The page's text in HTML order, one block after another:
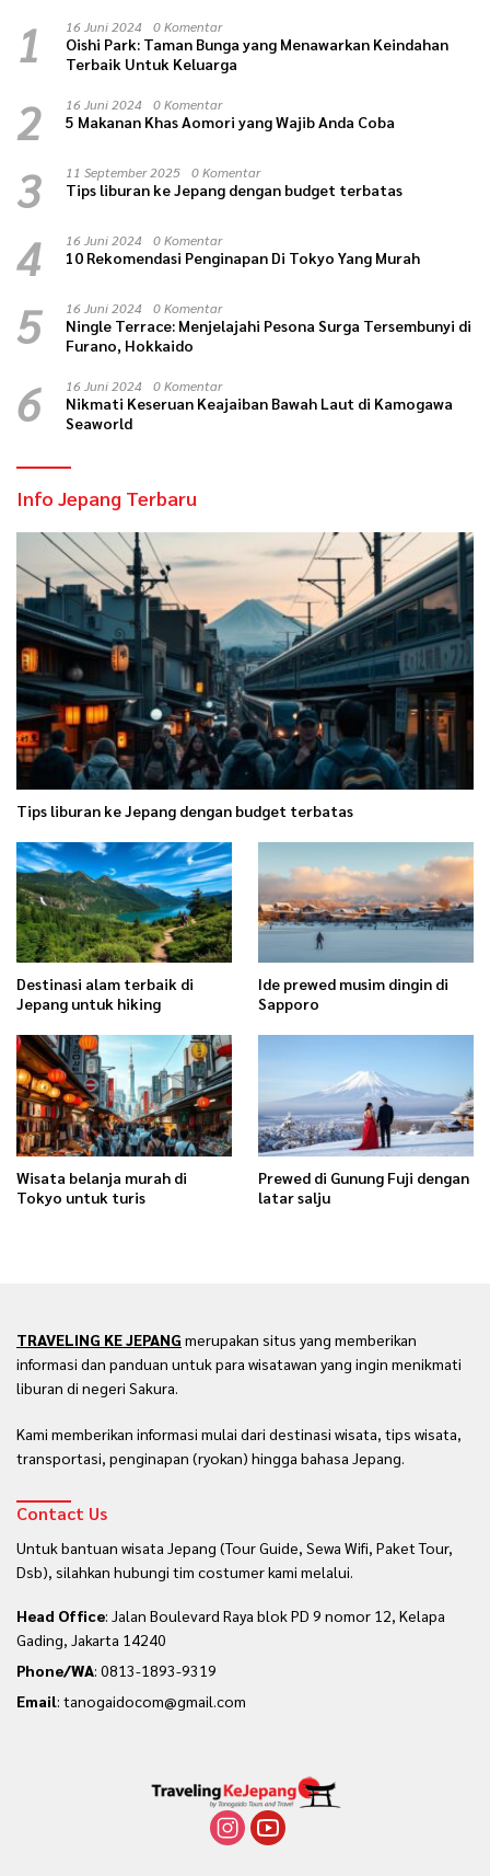
1 16 Juni 2024 0 Komentar
Oishi Park: Taman Bunga yang Menawarkan Keindahan
Terbaik Untuk Keluarga
2 16 Juni 2024 0 Komentar
5 Makanan Khas Aomori yang Wajib Anda Coba
3 11 September 2025 0 Komentar
Tips liburan ke Jepang dengan budget terbatas
4 16 Juni 2024 0 Komentar
10 Rekomendasi Penginapan Di Tokyo Yang Murah
5 16 Juni 2024 0 Komentar
Ningle Terrace: Menjelajahi Pesona Surga Tersembunyi di
Furano, Hokkaido
6 16 Juni 2024 0 Komentar
Nikmati Keseruan Keajaiban Bawah Laut di Kamogawa
Seaworld
Info Jepang Terbaru
Tips liburan ke Jepang dengan budget terbatas
Destinasi alam terbaik di
Jepang untuk hiking
Ide prewed musim dingin di
Sapporo
Wisata belanja murah di
Tokyo untuk turis
Prewed di Gunung Fuji dengan
latar salju
TRAVELING KE JEPANG merupakan situs yang memberikan
informasi dan panduan untuk para wisatawan yang ingin menikmati
liburan di negeri Sakura.
Kami memberikan informasi mulai dari destinasi wisata, tips wisata,
transportasi, penginapan (ryokan) hingga bahasa Jepang.
Contact Us
Untuk bantuan wisata Jepang (Tour Guide, Sewa Wifi, Paket Tour,
Dsb), silahkan hubungi tim costumer kami melalui.
Head Office: Jalan Boulevard Raya blok PD 9 nomor 12, Kelapa
Gading, Jakarta 14240
Phone/WA: 0813-1893-9319
Email: tanogaidocom@gmail.com